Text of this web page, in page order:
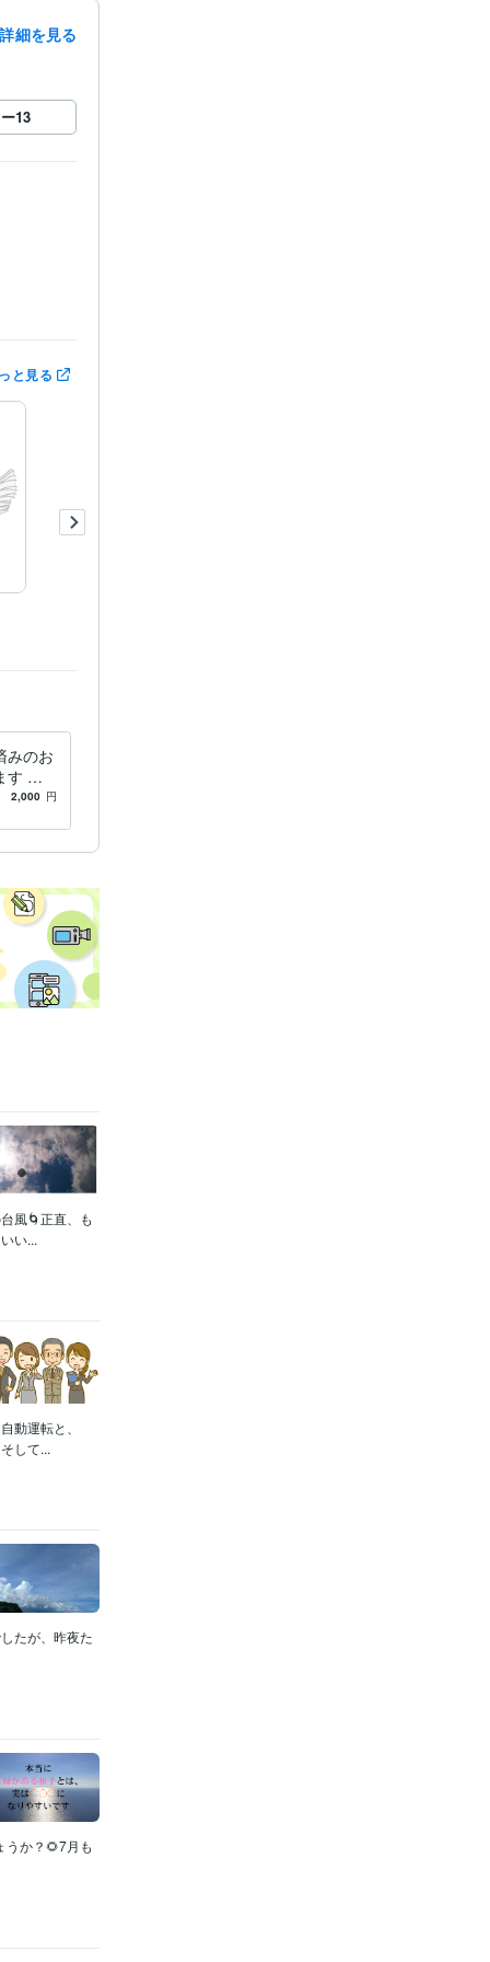
細を見る
13
と見る
みのお
す ダ
ター目
2,000 円
風🌀正直、も
い...
動運転と、
して...
たが、昨夜た
うか？🌻7月も